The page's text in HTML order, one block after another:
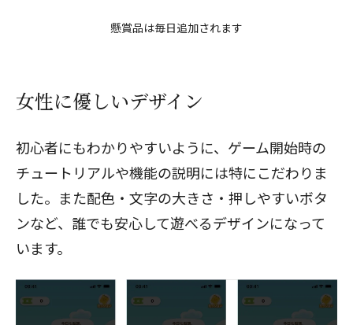
懸賞品は毎日追加されます
女性に優しいデザイン
初心者にもわかりやすいように、ゲーム開始時の
チュートリアルや機能の説明には特にこだわりま
した。また配色・文字の大きさ・押しやすいボタ
ンなど、誰でも安心して遊べるデザインになって
います。